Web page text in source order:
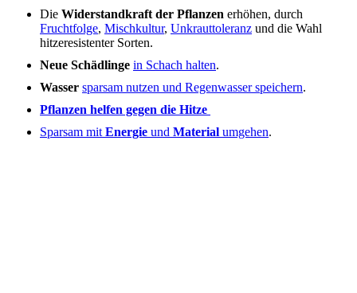
Die Widerstandkraft der Pflanzen erhöhen, durch
Fruchtfolge, Mischkultur, Unkrauttoleranz und die Wahl
hitzeresistenter Sorten.
Neue Schädlinge in Schach halten.
Wasser sparsam nutzen und Regenwasser speichern.
Pflanzen helfen gegen die Hitze
Sparsam mit Energie und Material umgehen.